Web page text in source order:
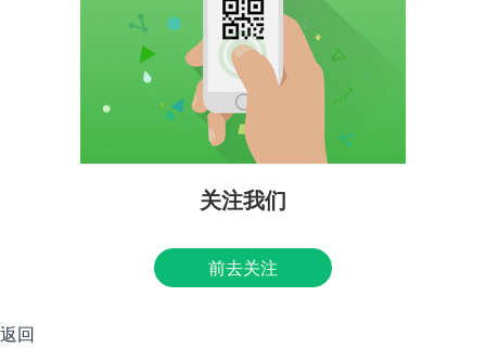
关注我们
前去关注
返回